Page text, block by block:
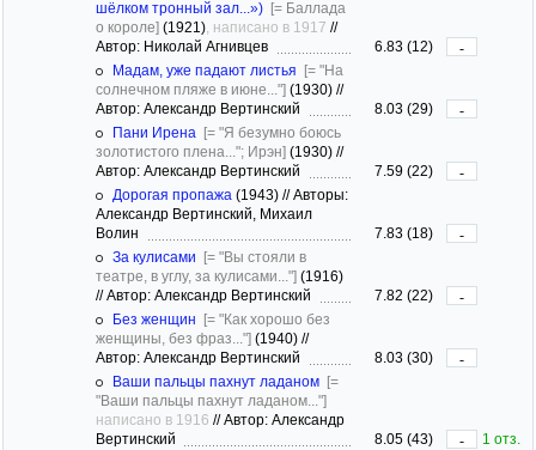
шёлком тронный зал...») [= Баллада
о короле] (1921) , написано в 1917 //
Автор: Николай Агнивцев
6.83 (12)
-
Мадам, уже падают листья [= "На
солнечном пляже в июне..."] (1930) //
Автор: Александр Вертинский
8.03 (29)
-
Пани Ирена [= "Я безумно боюсь
золотистого плена..."; Ирэн] (1930) //
Автор: Александр Вертинский
7.59 (22)
-
Дорогая пропажа (1943) //Авторы:
Александр Вертинский, Михаил
Волин
7.83 (18)
-
За кулисами [= "Вы стояли в
театре, в углу, за кулисами..."] (1916)
//Автор: Александр Вертинский 7.82 (22)
-
Без женщин [= "Как хорошо без
женщины, без фраз..."] (1940) //
Автор: Александр Вертинский
8.03 (30)
-
Ваши пальцы пахнут ладаном [=
"Ваши пальцы пахнут ладаном..."]
написано в 1916 //Автор: Александр
Вертинский
8.05 (43) -
1 отз.